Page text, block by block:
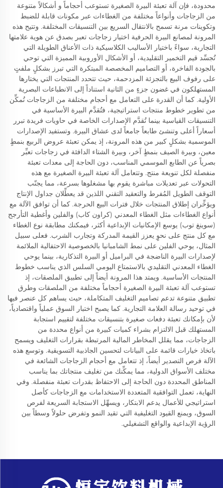
محدودة، فإن آلة تعبئة البيرة الصغيرة تستوعب أحجاماً و أشكالاً متنوعة
من الزجاجات وأنواعاً مختلفة من الغطاءات عبر مكونات قابلة للضبط
وتكوينات مرنة تسمح بالانتقال السريع بين التنسيقات المختلفة. وتتيح هذه
المرونة لمصانع البيرة الحرفية اختيار زجاجات تعبر بصدق عن هوية علامتها
التجارية، سواءً باختيار الأساليب الكلاسيكية ذات الأعناق الطويلة التي
تُجسِّد قيم التخمير التقليدية، أو الأشكال الأوروبية المميزة التي توحي
بالجودة الفاخرة، أو التصاميم المخصصة المبتكرة التي تبرز بشكلٍ ملفتٍ
على رفوف البيع بالتجزئة المزدحمة، حيث تتحدد المنتجات التي يختارها
المستهلكون في غضون جزءٍ من الثانية استناداً إلى الانطباعات البصرية
الأولية. كما أن القدرة على التعامل مع أحجام مختلفة من الزجاجات تُمكِّن
من تطوير خطوط منتجات استراتيجية، فتُقدَّم البيرة الأساسية في
التنسيقات القياسية بينما تُقدَّم الإصدارات الخاصة في حاويات فريدة تبرر
أسعاراً أعلى وتنشئ طابعاً جامعاً لدى عشاق البيرة. وتستفيد الإصدارات
الموسمية بشكلٍ كبير من هذه المرونة، إذ يمكن تعبئة عروض الربيع بنمطٍ
معين، وبيرة الصيف بنمطٍ آخر، وبيرة الشتاء الدافئة في زجاجات تعبِّر
بصرياً عن الطابع الموسمي المناسب، دون الحاجة إلى معدات تعبئة
منفصلة لكل تنويعة منتج. وتتعامل آلة تعبئة البيرة الصغيرة مع هذه
التحولات عبر تعديلات مباشرة يقوم بها مشغلوها بسرعة، مما يجنّب
التوقف الطويل المُفرط والتعقيد التقني اللذين قد يعطِّلان جداول الإنتاج
ويؤخِّران إطلاق المنتجات خلال فترات البيع الحرجة. كما أن توافق الآلة مع
أنواع الغطاءات مثل الغطاء المعدني (كراون كاب) والفلين وأغطية التأرجح
(سوينغ توب) يوسع الإمكانيات الإبداعية أكثر، فيمكنك مطابقة نوع الغطاء
مع كل منتج على نحوٍ يعزز القيمة المدركة وتجارب الشرب. فعلى سبيل
المثال، يوحي الفلين على نمط الشامبانيا بالخصوصية الاحتفالية الملائمة
لإصدارات البيرة الناضجة في البراميل أو البيرة التذكارية، بينما يوحي
الغطاء المعدني التقليدي بالاستمتاع اليومي السلس الذي يناسب خطوط
المنتجات الأساسية. ويمتد هذا المرونة أيضاً إلى تطبيق الملصقات، إذ
تستوعب آلة تعبئة البيرة الصغيرة أحجاماً مختلفة من الملصقات وطرق
تطبيق متنوعة تدعم تصاميم التغليف المتكاملة، حيث يساهم كل عنصر فيها
في توحيد رسالة العلامة التجارية. كما يصبح اختبار السوق عملياً واقتصادياً،
لأن بإمكانك تعبئة دفعات صغيرة بتنسيقات مختلفة لتقييم استجابة
المستهلك قبل الالتزام بشراء كميات كبيرة من أنواع محددة من
الزجاجات، مما يقلل المخاطر المالية المرتبطة بقرارات التغليف ويسمح
باتخاذ خيارات قائمة على البيانات لتحسين الجاذبية التسويقية. وتوسع هذه
الآلة فرص التصدير أيضاً، إذ تتعامل مع أحجام الزجاجات الشائعة في
مختلف الأسواق الدولية، مما يمكِّنك من تغليف منتجاتك بما يناسب
المناطق المحددة دون الحاجة إلى الاحتفاظ بقدرات تعبئة منفصلة. وفي
النهاية، تعمل التوافقية المتعددة الاستخدامات مع الزجاجات كأصل
استراتيجي للأعمال يدعم الابتكار، ويسهِّل الاستجابة السريعة لفرص
السوق، ويمنع القيود التغليفية التي تقيد النمو وتفرض حلولاً وسطاً بين
الرؤية الإبداعية والواقع التشغيلي.